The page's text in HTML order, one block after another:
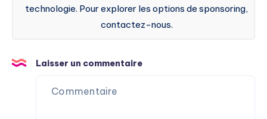
technologie. Pour explorer les options de sponsoring,
contactez-nous.
Laisser un commentaire